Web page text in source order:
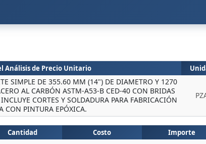
Análisis de Precio Unitario
SIMPLE DE 355.60 MM (14") DE DIAMETRO Y 1270
AL CARBÓN ASTM-A53-B CED-40 CON BRIDAS
CORTES Y SOLDADURA PARA FABRICACIÓN
CON PINTURA EPÓXICA.
Cantidad Costo Importe